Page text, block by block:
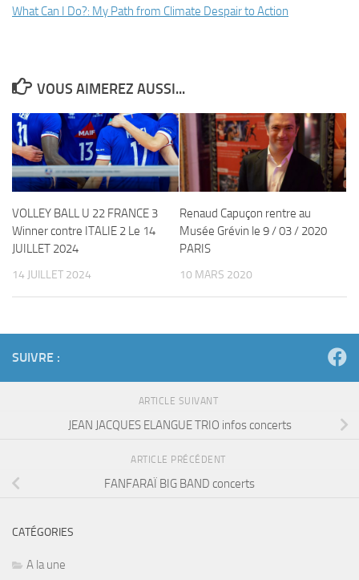
What Can I Do?: My Path from Climate Despair to Action
VOUS AIMEREZ AUSSI...
VOLLEY BALL U 22 FRANCE 3
Winner contre ITALIE 2 Le 14
JUILLET 2024
14 JUILLET 2024
Renaud Capuçon rentre au
Musée Grévin le 9 / 03 / 2020
PARIS
10 MARS 2020
SUIVRE :
ARTICLE SUIVANT
JEAN JACQUES ELANGUE TRIO infos concerts
ARTICLE PRÉCÉDENT
FANFARAÏ BIG BAND concerts
CATÉGORIES
A la une